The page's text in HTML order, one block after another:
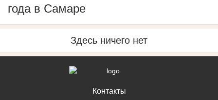
года в Самаре
Здесь ничего нет
Контакты